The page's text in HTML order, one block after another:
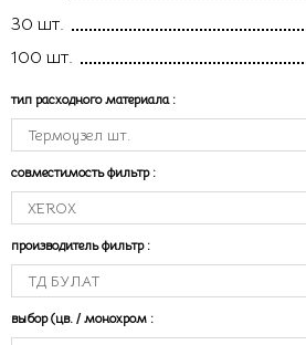
30 шт.
100 шт.
тип расходного материала :
совместимость фильтр :
производитель фильтр :
выбор (цв. / монохром :